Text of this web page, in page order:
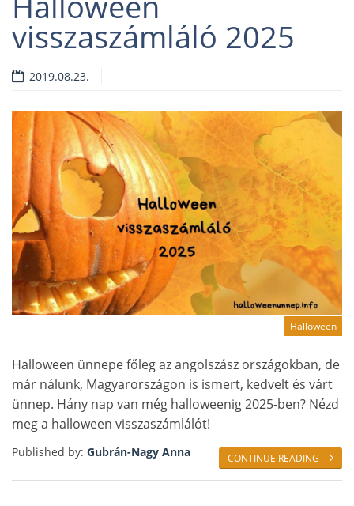
visszaszámláló 2025
2019.08.23.
Halloween
Halloween ünnepe főleg az angolszász országokban, de
már nálunk, Magyarországon is ismert, kedvelt és várt
ünnep. Hány nap van még halloweenig 2025-ben? Nézd
meg a halloween visszaszámlálót!
CONTINUE READING
Published by: Gubrán-Nagy Anna